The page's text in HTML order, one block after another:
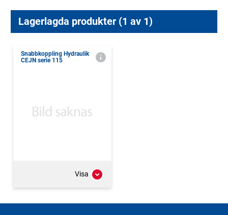
Lagerlagda produkter (1 av 1)
Snabbkoppling Hydraulik
CEJN serie 115
Visa